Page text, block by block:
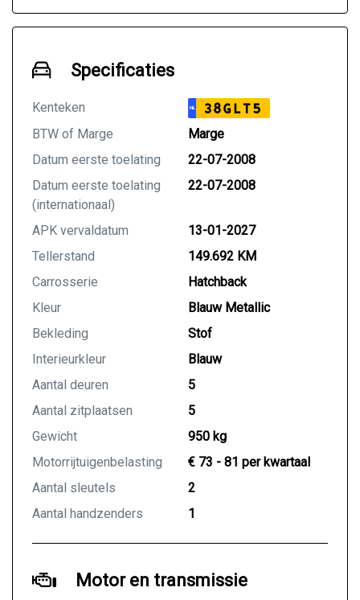
Specificaties
Kenteken NL 38GLT5
BTW of Marge
Marge
Datum eerste toelating
22-07-2008
Datum eerste toelating
(internationaal)
22-07-2008
APK vervaldatum
13-01-2027
Tellerstand
149.692 KM
Carrosserie
Hatchback
Kleur
Blauw Metallic
Bekleding
Stof
Interieurkleur
Blauw
Aantal deuren
5
Aantal zitplaatsen
5
Gewicht
950 kg
Motorrijtuigenbelasting
€ 73 - 81 per kwartaal
Aantal sleutels
2
Aantal handzenders
1
Motor en transmissie